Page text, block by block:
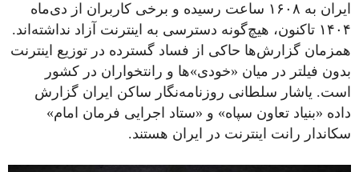
ایران به ۱۶۰۸ ساعت رسیده و برخی کاربران از دی‌ماه
۱۴۰۴ تاکنون، هیچ‌گونه دسترسی به اینترنت آزاد نداشته‌اند.
همزمان گزارش‌ها حاکی از فساد گسترده در توزیع اینترنت
بدون فیلتر در میان «خودی»ها و رانتخواران در کشور
است. یاشار سلطانی روزنامه‌نگار ساکن ایران گزارش
داده «بنیاد تعاون سپاه» و «ستاد اجرایی فرمان امام»
سکاندار رانت اینترنت در ایران هستند.